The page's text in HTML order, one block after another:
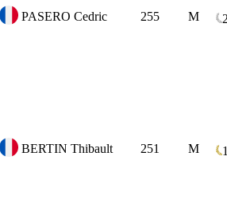
PASERO Cedric 255 M
BERTIN Thibault 251 M